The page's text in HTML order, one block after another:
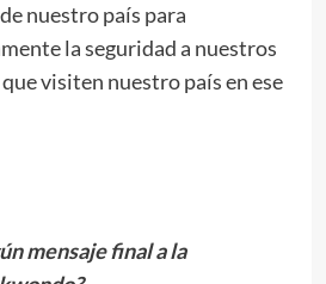
nuestro país para
la seguridad a nuestros
visiten nuestro país en ese
mensaje final a la